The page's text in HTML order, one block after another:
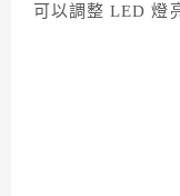
可以調整 LED 燈